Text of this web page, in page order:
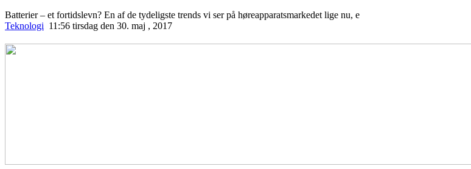
Batterier – et fortidslevn? En af de tydeligste trends vi ser på høreapparatsmarkedet lige nu, e
Teknologi 11:56 tirsdag den 30. maj , 2017